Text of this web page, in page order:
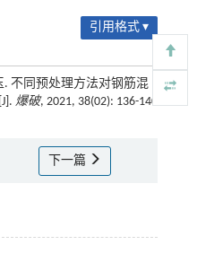
引用格式 ▾
不同预处理方法对钢筋混
爆破, 2021, 38(02): 136-140
下一篇